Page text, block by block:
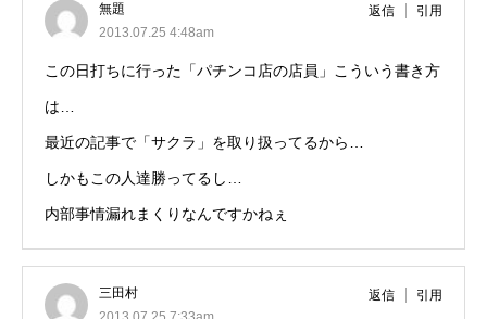
無題
2013.07.25 4:48am
返信 引用
この日打ちに行った「パチンコ店の店員」こういう書き方
は…
最近の記事で「サクラ」を取り扱ってるから…
しかもこの人達勝ってるし…
内部事情漏れまくりなんですかねぇ
三田村
返信 引用